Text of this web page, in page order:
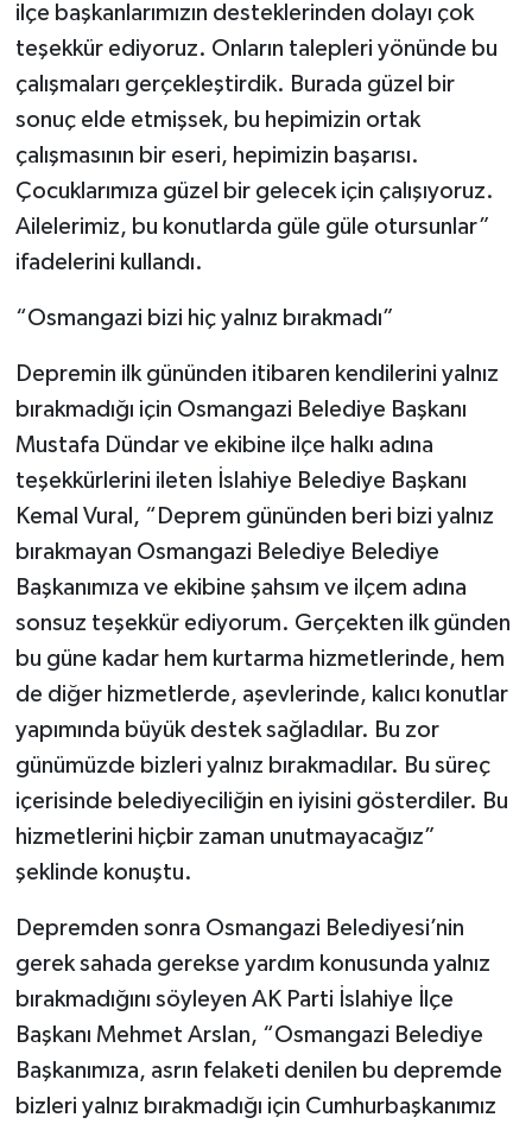
ilçe başkanlarımızın desteklerinden dolayı çok
teşekkür ediyoruz. Onların talepleri yönünde bu
çalışmaları gerçekleştirdik. Burada güzel bir
sonuç elde etmişsek, bu hepimizin ortak
çalışmasının bir eseri, hepimizin başarısı.
Çocuklarımıza güzel bir gelecek için çalışıyoruz.
Ailelerimiz, bu konutlarda güle güle otursunlar”
ifadelerini kullandı.
“Osmangazi bizi hiç yalnız bırakmadı”
Depremin ilk gününden itibaren kendilerini yalnız
bırakmadığı için Osmangazi Belediye Başkanı
Mustafa Dündar ve ekibine ilçe halkı adına
teşekkürlerini ileten İslahiye Belediye Başkanı
Kemal Vural, “Deprem gününden beri bizi yalnız
bırakmayan Osmangazi Belediye Belediye
Başkanımıza ve ekibine şahsım ve ilçem adına
sonsuz teşekkür ediyorum. Gerçekten ilk günden
bu güne kadar hem kurtarma hizmetlerinde, hem
de diğer hizmetlerde, aşevlerinde, kalıcı konutlar
yapımında büyük destek sağladılar. Bu zor
günümüzde bizleri yalnız bırakmadılar. Bu süreç
içerisinde belediyeciliğin en iyisini gösterdiler. Bu
hizmetlerini hiçbir zaman unutmayacağız”
şeklinde konuştu.
Depremden sonra Osmangazi Belediyesi’nin
gerek sahada gerekse yardım konusunda yalnız
bırakmadığını söyleyen AK Parti İslahiye İlçe
Başkanı Mehmet Arslan, “Osmangazi Belediye
Başkanımıza, asrın felaketi denilen bu depremde
bizleri yalnız bırakmadığı için Cumhurbaşkanımız